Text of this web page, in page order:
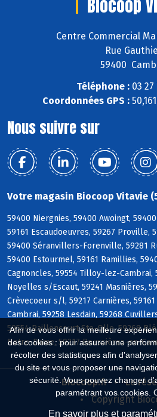
Afin de vous offrir la meilleure
des cookies : pour assurer une
récolter des statistiques afin
du site et vous proposer une
sécurité. Vous pouvez changer
paramétrant vos cookies.
En savoir plus et
Biocoop
Centre Commercial
Rue
59400
Téléphone :03 27
Coordonnées GPS :
Nous suivre sur
Votre magasin Biocoop Vitavie
59400 Niergnies, 59400 Awoingt,
59161 Escaudoeuvres, 59267 Proville,
59400 Séranvillers-Forenville, 59281
59400 Estourmel, 59161 Ramillies,
Cagnoncles, 59554 Tilloy-lez-Cambrai,
Noyelles s/Escaut, 59241 Masnières,
Crèvecoeur s/l, 59217 Carnières,
Cambrai, 59258 Lesdain, 59268
59554 Raillencourt-Ste-Olle, 59268
Notre-Dame, 59217 Boussières-en-
Biocoop.fr
Le
Copyright